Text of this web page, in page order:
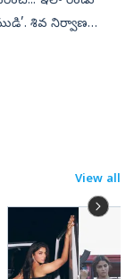
శివ నిర్వాణ
View all